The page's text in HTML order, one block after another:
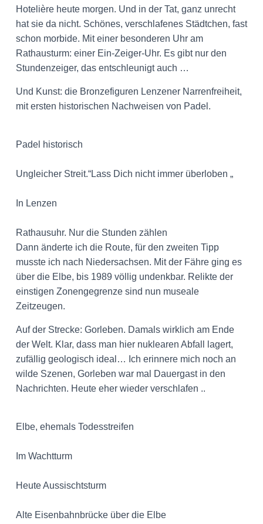
Hotelière heute morgen. Und in der Tat, ganz unrecht
hat sie da nicht. Schönes, verschlafenes Städtchen, fast
schon morbide. Mit einer besonderen Uhr am
Rathausturm: einer Ein-Zeiger-Uhr. Es gibt nur den
Stundenzeiger, das entschleunigt auch …
Und Kunst: die Bronzefiguren Lenzener Narrenfreiheit,
mit ersten historischen Nachweisen von Padel.
Padel historisch
Ungleicher Streit.“Lass Dich nicht immer überloben „
In Lenzen
Rathausuhr. Nur die Stunden zählen
Dann änderte ich die Route, für den zweiten Tipp
musste ich nach Niedersachsen. Mit der Fähre ging es
über die Elbe, bis 1989 völlig undenkbar. Relikte der
einstigen Zonengegrenze sind nun museale
Zeitzeugen.
Auf der Strecke: Gorleben. Damals wirklich am Ende
der Welt. Klar, dass man hier nuklearen Abfall lagert,
zufällig geologisch ideal… Ich erinnere mich noch an
wilde Szenen, Gorleben war mal Dauergast in den
Nachrichten. Heute eher wieder verschlafen ..
Elbe, ehemals Todesstreifen
Im Wachtturm
Heute Aussischtsturm
Alte Eisenbahnbrücke über die Elbe